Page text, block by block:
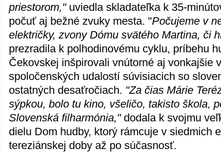
priestorom,"uviedla skladateľka k 35-
počuť aj bežné zvuky mesta. "Počujeme v
električky, zvony Dómu svätého Martina, či
prezradila k polhodinovému cyklu, príbehu
Čekovskej inšpirovali vnútorné aj vonkajšie
spoločenských udalostí súvisiacich so
ostatných desaťročiach. "Za čias Márie
sýpkou, bolo tu kino, všeličo, takisto škola,
Slovenská filharmónia,"dodala k svojmu
dielu Dom hudby, ktorý rámcuje v siedmich
tereziánskej doby až po súčasnosť.